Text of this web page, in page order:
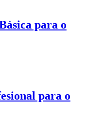
para o
para o